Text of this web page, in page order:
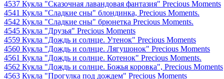
4537 Кукла "Сказочная лавандовая фантазия" Precious Moments
4541 Кукла "Сладкие сны" блондинка, Precious Moments.
4542 Кукла "Сладкие сны" брюнетка Precious Moments.
4545 Кукла "Друзья" Precious Moments
4559 Кукла "Дождь и солнце. Утенок" Precious Moments
4560 Кукла "Дождь и солнце. Лягушонок" Precious Moments
4561 Кукла "Дождь и солнце. Котенок" Precious Moments.
4562 Кукла "Дождь и солнце. Божья коровка", Precious Moments
4563 Кукла "Прогулка под дождем" Precious Moments